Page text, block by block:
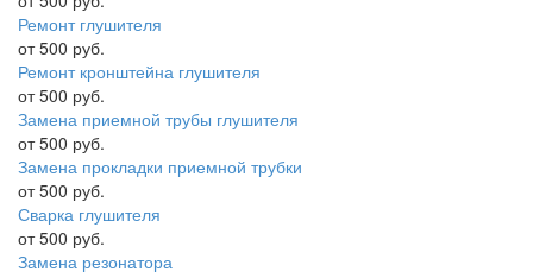
Ремонт глушителя
от 500 руб.
Ремонт кронштейна глушителя
от 500 руб.
Замена приемной трубы глушителя
от 500 руб.
Замена прокладки приемной трубки
от 500 руб.
Сварка глушителя
от 500 руб.
Замена резонатора